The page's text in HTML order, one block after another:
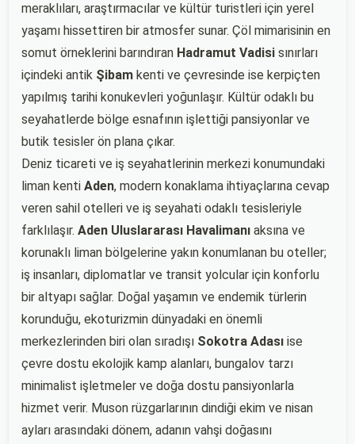
meraklıları, araştırmacılar ve kültür turistleri için yerel
yaşamı hissettiren bir atmosfer sunar. Çöl mimarisinin en
somut örneklerini barındıran Hadramut Vadisi sınırları
içindeki antik Şibam kenti ve çevresinde ise kerpiçten
yapılmış tarihi konukevleri yoğunlaşır. Kültür odaklı bu
seyahatlerde bölge esnafının işlettiği pansiyonlar ve
butik tesisler ön plana çıkar.
Deniz ticareti ve iş seyahatlerinin merkezi konumundaki
liman kenti Aden, modern konaklama ihtiyaçlarına cevap
veren sahil otelleri ve iş seyahati odaklı tesisleriyle
farklılaşır. Aden Uluslararası Havalimanı aksına ve
korunaklı liman bölgelerine yakın konumlanan bu oteller;
iş insanları, diplomatlar ve transit yolcular için konforlu
bir altyapı sağlar. Doğal yaşamın ve endemik türlerin
korunduğu, ekoturizmin dünyadaki en önemli
merkezlerinden biri olan sıradışı Sokotra Adası ise
çevre dostu ekolojik kamp alanları, bungalov tarzı
minimalist işletmeler ve doğa dostu pansiyonlarla
hizmet verir. Muson rüzgarlarının dindiği ekim ve nisan
ayları arasındaki dönem, adanın vahşi doğasını